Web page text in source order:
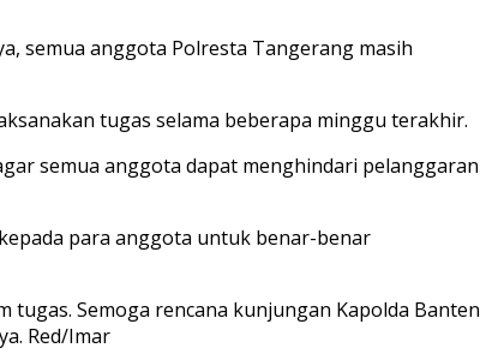
semua anggota Polresta Tangerang masih
tugas selama beberapa minggu terakhir.
semua anggota dapat menghindari pelanggaran
para anggota untuk benar-benar
Semoga rencana kunjungan Kapolda Banten
Red/Imar